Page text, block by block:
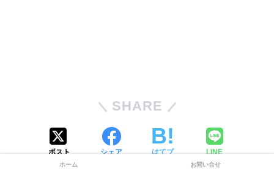
SHARE
ポスト シェア はてブ LINE
ホーム お問い合せ